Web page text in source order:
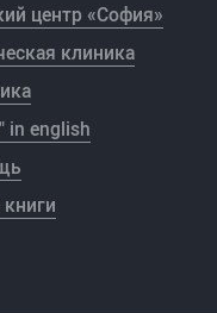
центр «София»
клиника
in english